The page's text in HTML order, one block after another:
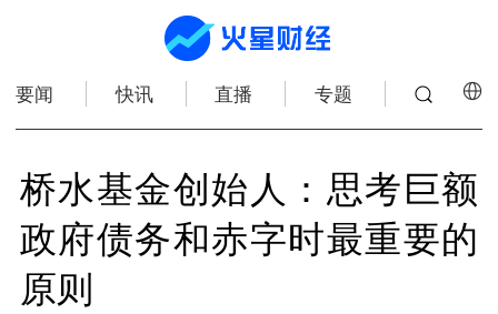
要闻 快讯 直播 专题
桥水基金创始人：思考巨额
政府债务和赤字时最重要的
原则